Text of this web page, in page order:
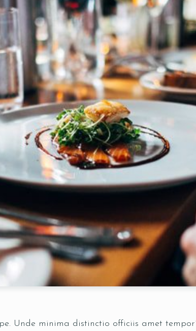
Unde minima distinctio officiis amet